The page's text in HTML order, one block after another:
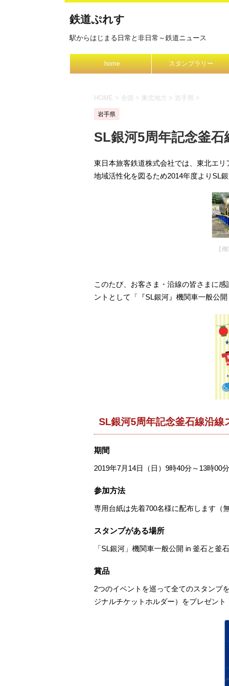
鉄道ぷれす
駅からはじまる日常と非日常～鉄道ニュース
home スタンプラリー
HOME > 全国 > 東北地方 > 岩手県 >
岩手県
SL銀河5周年記念釜
東日本旅客鉄道株式会社では、東北エ
地域活性化を図るため2014年度よりSL
【
このたび、お客さま・沿線の皆さまに
ントとして「『SL銀河』機関車一般公
SL銀河5周年記念釜石線沿線
期間
2019年7月14日（日）9時40分～13時00分
参加方法
専用台紙は先着700名様に配布します（
スタンプがある場所
「SL銀河」機関車一般公開 in 釜石と釜
賞品
2つのイベントを巡って全てのスタンプ
ジナルチケットホルダー）をプレゼント